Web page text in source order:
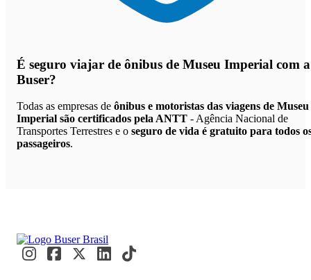
É seguro viajar de ônibus de Museu Imperial com a
Buser?
Todas as empresas de ônibus e motoristas das viagens de Museu
Imperial são certificados pela ANTT - Agência Nacional de
Transportes Terrestres e o seguro de vida é gratuito para todos
passageiros.